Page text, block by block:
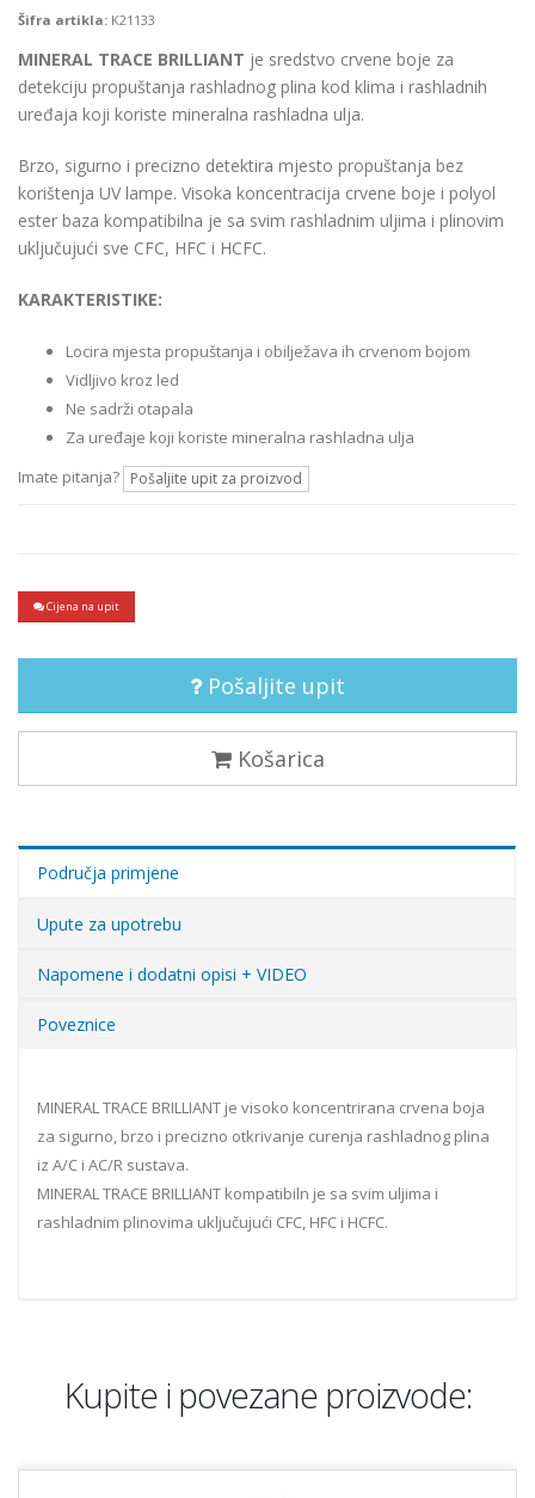
Šifra artikla: K21133
MINERAL TRACE BRILLIANT je sredstvo crvene boje za
detekciju propuštanja rashladnog plina kod klima i rashladnih
uređaja koji koriste mineralna rashladna ulja.
Brzo, sigurno i precizno detektira mjesto propuštanja bez
korištenja UV lampe. Visoka koncentracija crvene boje i polyol
ester baza kompatibilna je sa svim rashladnim uljima i plinovim
uključujući sve CFC, HFC i HCFC.
KARAKTERISTIKE:
Locira mjesta propuštanja i obilježava ih crvenom bojom
Vidljivo kroz led
Ne sadrži otapala
Za uređaje koji koriste mineralna rashladna ulja
Imate pitanja? Pošaljite upit za proizvod
Cijena na upit
Pošaljite upit
Košarica
Područja primjene
Upute za upotrebu
Napomene i dodatni opisi + VIDEO
Poveznice
MINERAL TRACE BRILLIANT je visoko koncentrirana crvena boja
za sigurno, brzo i precizno otkrivanje curenja rashladnog plina
iz A/C i AC/R sustava.
MINERAL TRACE BRILLIANT kompatibiln je sa svim uljima i
rashladnim plinovima uključujući CFC, HFC i HCFC.
Kupite i povezane proizvode: